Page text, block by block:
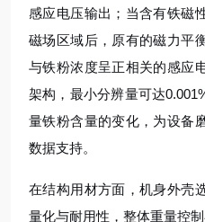
感应电压输出；当含有铁磁
磁场区域后，原有的磁力平
与铁粉浓度呈正相关的感应
架构，最小分辨量可达
量铁粉含量的变化，为设备
数据支持。
在结构用材方面，机身外壳
量化与耐用性，整体重量控